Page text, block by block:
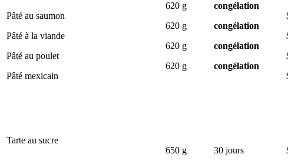
Pâté au saumon
Pâté à la viande
Pâté au poulet
Pâté mexicain
620 g
620 g
620 g
620 g
congélation
congélation
congélation
congélation
Tarte au sucre
650 g
30 jours